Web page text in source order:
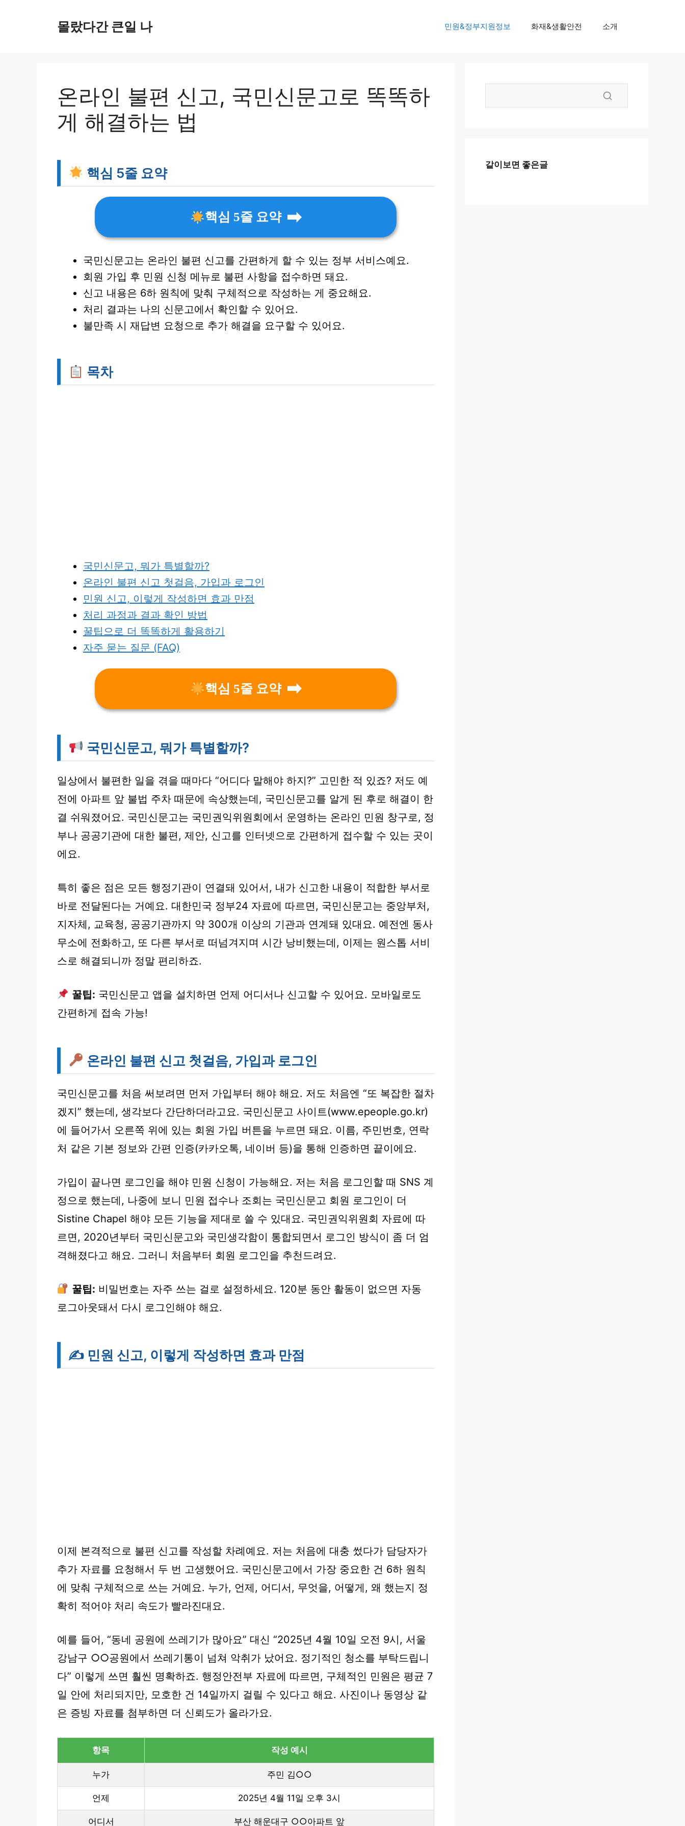
몰랐다간 큰일 나 민원&정부지원정보 화재&생활안전 소개
온라인 불편 신고, 국민신문고로 똑똑하
게 해결하는 법
핵심 5줄 요약
핵심 5줄 요약
국민신문고는 온라인 불편 신고를 간편하게 할 수 있는 정부 서비스예요.
회원 가입 후 민원 신청 메뉴로 불편 사항을 접수하면 돼요.
신고 내용은 6하 원칙에 맞춰 구체적으로 작성하는 게 중요해요.
처리 결과는 나의 신문고에서 확인할 수 있어요.
불만족 시 재답변 요청으로 추가 해결을 요구할 수 있어요.
목차
국민신문고, 뭐가 특별할까?
온라인 불편 신고 첫걸음, 가입과 로그인
민원 신고, 이렇게 작성하면 효과 만점
처리 과정과 결과 확인 방법
꿀팁으로 더 똑똑하게 활용하기
자주 묻는 질문 (FAQ)
핵심 5줄 요약
국민신문고, 뭐가 특별할까?
일상에서 불편한 일을 겪을 때마다 “어디다 말해야 하지?” 고민한 적 있죠? 저도 예
전에 아파트 앞 불법 주차 때문에 속상했는데, 국민신문고를 알게 된 후로 해결이 한
결 쉬워졌어요. 국민신문고는 국민권익위원회에서 운영하는 온라인 민원 창구로, 정
부나 공공기관에 대한 불편, 제안, 신고를 인터넷으로 간편하게 접수할 수 있는 곳이
에요.
특히 좋은 점은 모든 행정기관이 연결돼 있어서, 내가 신고한 내용이 적합한 부서로
바로 전달된다는 거예요. 대한민국 정부24 자료에 따르면, 국민신문고는 중앙부처,
지자체, 교육청, 공공기관까지 약 300개 이상의 기관과 연계돼 있대요. 예전엔 동사
무소에 전화하고, 또 다른 부서로 떠넘겨지며 시간 낭비했는데, 이제는 원스톱 서비
스로 해결되니까 정말 편리하죠.
꿀팁: 국민신문고 앱을 설치하면 언제 어디서나 신고할 수 있어요. 모바일로도
간편하게 접속 가능!
온라인 불편 신고 첫걸음, 가입과 로그인
국민신문고를 처음 써보려면 먼저 가입부터 해야 해요. 저도 처음엔 “또 복잡한 절차
겠지” 했는데, 생각보다 간단하더라고요. 국민신문고 사이트(www.epeople.go.kr)
에 들어가서 오른쪽 위에 있는 회원 가입 버튼을 누르면 돼요. 이름, 주민번호, 연락
처 같은 기본 정보와 간편 인증(카카오톡, 네이버 등)을 통해 인증하면 끝이에요.
가입이 끝나면 로그인을 해야 민원 신청이 가능해요. 저는 처음 로그인할 때 SNS 계
정으로 했는데, 나중에 보니 민원 접수나 조회는 국민신문고 회원 로그인 이 더
Sistine Chapel 해야 모든 기능을 제대로 쓸 수 있대요. 국민권익위원회 자료에 따
르면, 2020년부터 국민신문고와 국민생각함이 통합되면서 로그인 방식이 좀 더 엄
격해졌다고 해요. 그러니 처음부터 회원 로그인을 추천드려요.
꿀팁: 비밀번호는 자주 쓰는 걸로 설정하세요. 120분 동안 활동이 없으면 자동
로그아웃돼서 다시 로그인해야 해요.
✍️ 민원 신고, 이렇게 작성하면 효과 만점
이제 본격적으로 불편 신고를 작성할 차례예요. 저는 처음에 대충 썼다가 담당자가
추가 자료를 요청해서 두 번 고생했어요. 국민신문고에서 가장 중요한 건 6하 원칙
에 맞춰 구체적으로 쓰는 거예요. 누가, 언제, 어디서, 무엇을, 어떻게, 왜 했는지 정
확히 적어야 처리 속도가 빨라진대요.
예를 들어, “동네 공원에 쓰레기가 많아요” 대신 “2025년 4월 10일 오전 9시, 서울
강남구 ○○공원에서 쓰레기통이 넘쳐 악취가 났어요. 정기적인 청소를 부탁드립니
다” 이렇게 쓰면 훨씬 명확하죠. 행정안전부 자료에 따르면, 구체적인 민원은 평균 7
일 안에 처리되지만, 모호한 건 14일까지 걸릴 수 있다고 해요. 사진이나 동영상 같
은 증빙 자료를 첨부하면 더 신뢰도가 올라가요.
항목 작성 예시
누가 주민 김○○
언제 2025년 4월 11일 오후 3시
어디서 부산 해운대구 ○○아파트 앞
같이보면 좋은글